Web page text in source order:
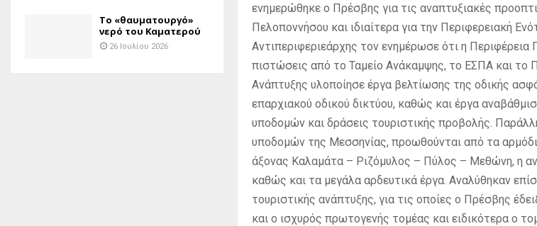
ενημερώθηκε ο Πρέσβης για τις αναπτυξιακές
Πελοποννήσου και ιδιαίτερα για την Περιφερειακή
Αντιπεριφεριεάρχης τον ενημέρωσε ότι η
πιστώσεις από το Ταμείο Ανάκαμψης, το ΕΣΠΑ και το
Ανάπτυξης υλοποίησε έργα βελτίωσης της οδικής
επαρχιακού οδικού δικτύου, καθώς και έργα
υποδομών και δράσεις τουριστικής προβολής.
υποδομών της Μεσσηνίας, προωθούνται από τα
άξονας Καλαμάτα – Ριζόμυλος – Πύλος – Μεθώνη, η
καθώς και τα μεγάλα αρδευτικά έργα. Αναλύθηκαν
τουριστικής ανάπτυξης, για τις οποίες ο Πρέσβης
και ο ισχυρός πρωτογενής τομέας και ειδικότερα ο
Το «θαυματουργό»
νερό του Καματερού
26 Ιουλίου 2026